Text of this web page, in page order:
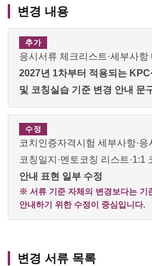
변경 내용
추가
응시서류 체크리스트·세부사항
2027년 1차부터 적용되는
및 코칭실습 기준 변경 안내 문
수정
코치인증자격시험 세부사항·응
코칭일지·멘토코칭 리스트·1:1
안내 표현 일부 수정
※ 서류 기준 자체의 변경보다는 기
안내하기 위한 수정이 중심입니다.
변경 서류 목록